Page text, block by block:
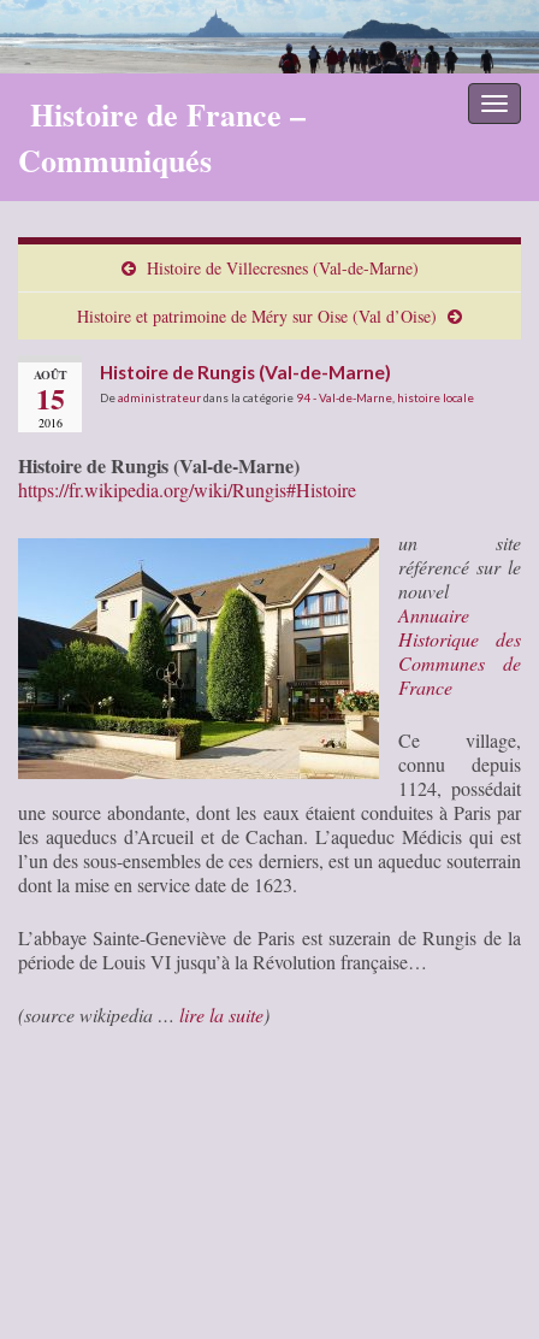
Histoire de France –
Communiqués
Histoire de Villecresnes (Val-de-Marne)
Histoire et patrimoine de Méry sur Oise (Val d’Oise)
AOÛT
15
2016
Histoire de Rungis (Val-de-Marne)
Deadministrateurdans la catégorie 94 - Val-de-Marne histoire locale
Histoire de Rungis (Val-de-Marne)
https://fr.wikipedia.org/wiki/Rungis#Histoire
un site
référencé sur le
nouvel
Annuaire
Historique des
Communes de
France
Ce village,
connu depuis
1124, possédait
une source abondante, dont les eaux étaient conduites à Paris par
les aqueducs d’Arcueil et de Cachan. L’aqueduc Médicis qui est
l’un des sous-ensembles de ces derniers, est un aqueduc souterrain
dont la mise en service date de 1623.
L’abbaye Sainte-Geneviève de Paris est suzerain de Rungis de la
période de Louis VI jusqu’à la Révolution française…
(source wikipedia … lire la suite)